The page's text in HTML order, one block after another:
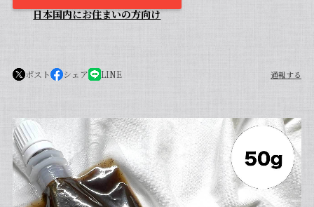
日本国内にお住まいの方向け
ポスト シェア LINE 通報する